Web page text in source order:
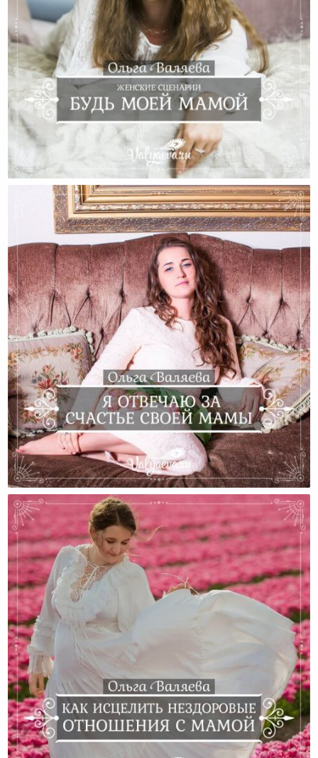
Женские Сценарии. Будь Моей Мамой.
Я Отвечаю За Счастье Своей Мамы